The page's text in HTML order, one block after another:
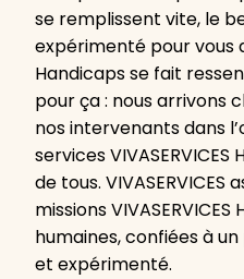
se remplissent vite, le
expérimenté pour vous
Handicaps se fait
pour ça : nous arrivons
nos intervenants dans
services
de tous.
missions
humaines, confiées à
et expérimenté.